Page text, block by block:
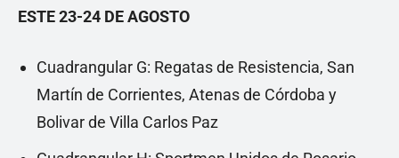
ESTE 23-24 DE AGOSTO
Cuadrangular G: Regatas de Resistencia, San
Martín de Corrientes, Atenas de Córdoba y
Bolivar de Villa Carlos Paz